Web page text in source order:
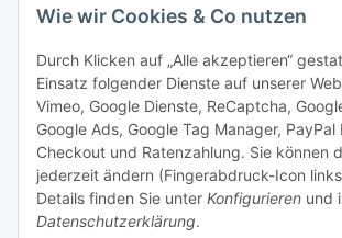
Wie wir Cookies & Co nutzen
Durch Klicken auf „Alle akzeptieren“
Einsatz folgender Dienste auf unserer
Vimeo, Google Dienste, ReCaptcha,
Google Ads, Google Tag Manager, PayPal
Checkout und Ratenzahlung. Sie können
jederzeit ändern (Fingerabdruck-Icon
Details finden Sie unter Konfigurieren und
Datenschutzerklärung.
Social Media
Unsere Dienstleistungen
Lampenreparatur
Lichtservice für Senioren